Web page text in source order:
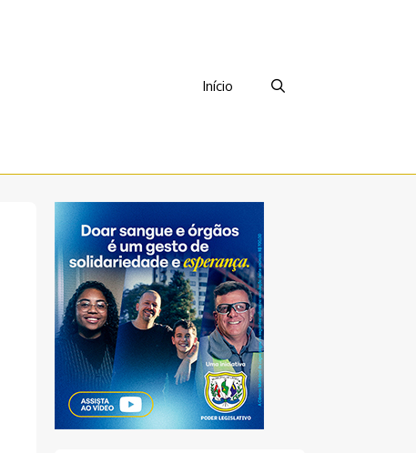
Início